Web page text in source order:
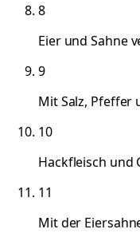
8
Eier und Sahne
9
Mit Salz, Pfeffer
10
Hackfleisch und
11
Mit der